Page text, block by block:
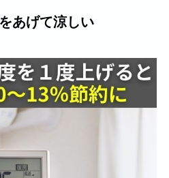
あげて涼しい